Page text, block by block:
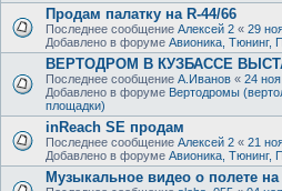
Продам палатку на R-44/66
Последнее сообщение Алексей 2 « 29
Добавлено в форуме Авионика, Тюнинг,
ВЕРТОДРОМ В КУЗБАССЕ
Последнее сообщение А.Иванов « 24
Добавлено в форуме Вертодромы
площадки)
inReach SE продам
Последнее сообщение Алексей 2 « 21
Добавлено в форуме Авионика, Тюнинг,
Музыкальное видео о полете на